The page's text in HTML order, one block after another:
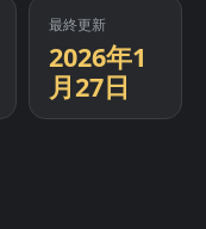
最終更新
2026年1
月27日